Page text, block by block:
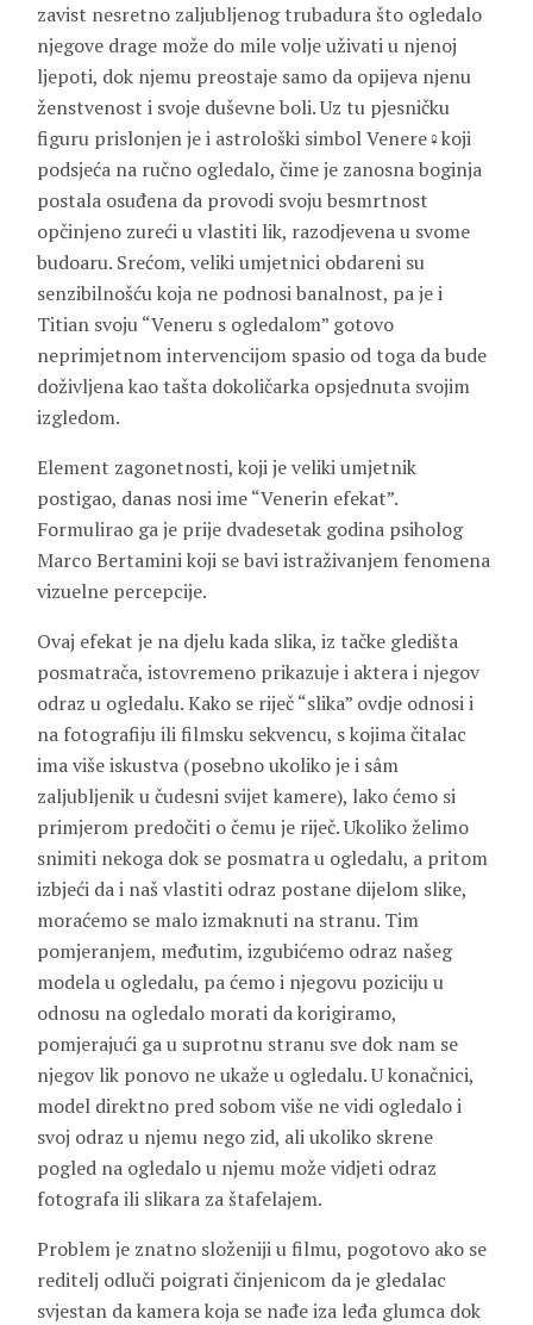
zavist nesretno zaljubljenog trubadura što ogledalo
njegove drage može do mile volje uživati u njenoj
ljepoti, dok njemu preostaje samo da opijeva njenu
ženstvenost i svoje duševne boli. Uz tu pjesničku
figuru prislonjen je i astrološki simbol Venere♀koji
podsjeća na ručno ogledalo, čime je zanosna boginja
postala osuđena da provodi svoju besmrtnost
opčinjeno zureći u vlastiti lik, razodjevena u svome
budoaru. Srećom, veliki umjetnici obdareni su
senzibilnošću koja ne podnosi banalnost, pa je i
Titian svoju “Veneru s ogledalom” gotovo
neprimjetnom intervencijom spasio od toga da bude
doživljena kao tašta dokoličarka opsjednuta svojim
izgledom.
Element zagonetnosti, koji je veliki umjetnik
postigao, danas nosi ime “Venerin efekat”.
Formulirao ga je prije dvadesetak godina psiholog
Marco Bertamini koji se bavi istraživanjem fenomena
vizuelne percepcije.
Ovaj efekat je na djelu kada slika, iz tačke gledišta
posmatrača, istovremeno prikazuje i aktera i njegov
odraz u ogledalu. Kako se riječ “slika” ovdje odnosi i
na fotografiju ili filmsku sekvencu, s kojima čitalac
ima više iskustva (posebno ukoliko je i sâm
zaljubljenik u čudesni svijet kamere), lako ćemo si
primjerom predočiti o čemu je riječ. Ukoliko želimo
snimiti nekoga dok se posmatra u ogledalu, a pritom
izbjeći da i naš vlastiti odraz postane dijelom slike,
moraćemo se malo izmaknuti na stranu. Tim
pomjeranjem, međutim, izgubićemo odraz našeg
modela u ogledalu, pa ćemo i njegovu poziciju u
odnosu na ogledalo morati da korigiramo,
pomjerajući ga u suprotnu stranu sve dok nam se
njegov lik ponovo ne ukaže u ogledalu. U konačnici,
model direktno pred sobom više ne vidi ogledalo i
svoj odraz u njemu nego zid, ali ukoliko skrene
pogled na ogledalo u njemu može vidjeti odraz
fotografa ili slikara za štafelajem.
Problem je znatno složeniji u filmu, pogotovo ako se
reditelj odluči poigrati činjenicom da je gledalac
svjestan da kamera koja se nađe iza leđa glumca dok